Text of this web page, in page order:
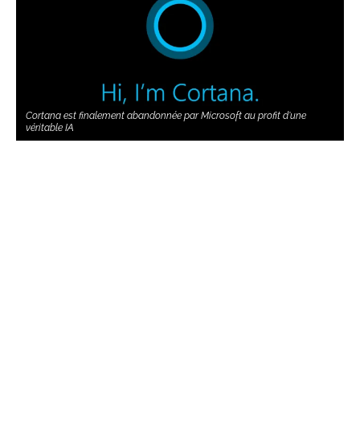
Cortana est finalement abandonnée par Microsoft au profit d'une
véritable IA